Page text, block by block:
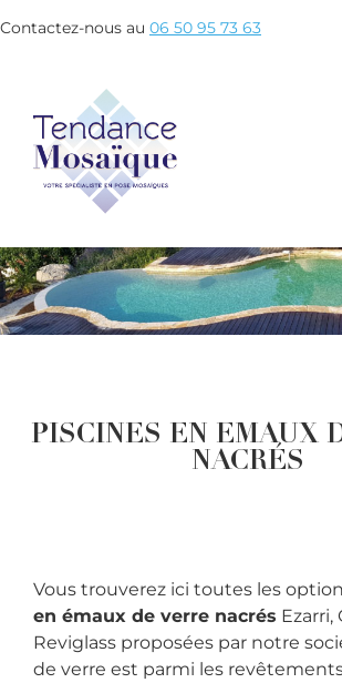
Contactez-nous au 06 50 95 73 63
PISCINES EN EMAUX
NACRÉS
Vous trouverez ici toutes les
en émaux de verre nacrés Ezarri,
Reviglass proposées par notre
de verre est parmi les